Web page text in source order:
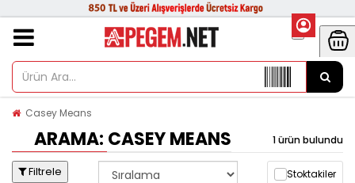
Casey Means
ARAMA: CASEY MEANS 1 ürün bulundu
Filtrele Stoktakiler